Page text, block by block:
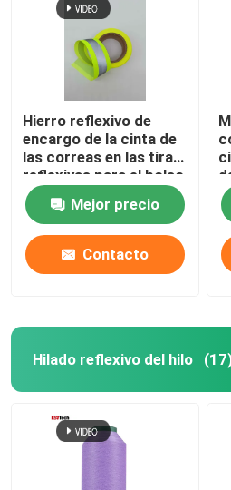
Hierro reflexivo de
encargo de la cinta de
las correas en las tiras
reflexivas para el bolso
del cinturón de
seguridad de la ropa
Mejor precio
Contacto
Hilado reflexivo del hilo